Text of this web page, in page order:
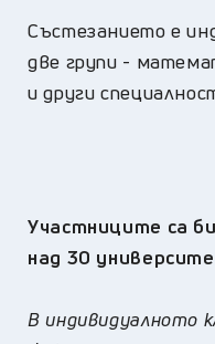
Състезанието е
две групи -
и други
Участниците са
над 30
В индивидуалното